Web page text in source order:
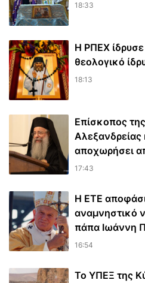
18:33
Η ΡΠΕΧ
θεολογικό
18:13
Επίσκοπος
αποχωρήσει
17:43
Η ΕΤΕ
αναμνηστικό
πάπα Ιωάννη
16:54
Το ΥΠΕΞ της